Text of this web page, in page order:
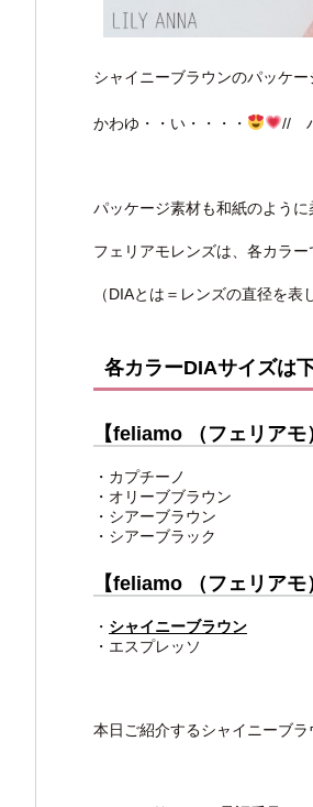
シャイニーブラウンのパッケ
かわゆ・・い・・・・ //
パッケージ素材も和紙のよう
フェリアモレンズは、各カラ
（DIAとは＝レンズの直径を
各カラーDIAサイズは
【feliamo （フェリアモ
・カプチーノ
・オリーブブラウン
・シアーブラウン
・シアーブラック
【feliamo （フェリアモ
・ シャイニーブラウン
・エスプレッソ
本日ご紹介するシャイニーブ